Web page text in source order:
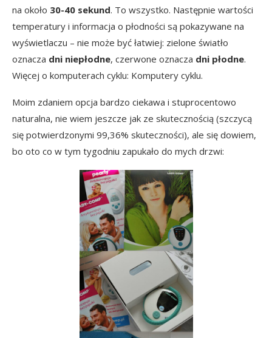
na około 30-40 sekund. To wszystko. Następnie wartości
temperatury i informacja o płodności są pokazywane na
wyświetlaczu – nie może być łatwiej: zielone światło
oznacza dni niepłodne, czerwone oznacza dni płodne.
Więcej o komputerach cyklu: Komputery cyklu.
Moim zdaniem opcja bardzo ciekawa i stuprocentowo
naturalna, nie wiem jeszcze jak ze skutecznością (szczycą
się potwierdzonymi 99,36% skuteczności), ale się dowiem,
bo oto co w tym tygodniu zapukało do mych drzwi: